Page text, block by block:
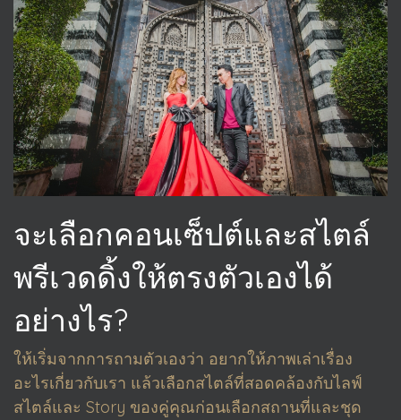
จะเลือกคอนเซ็ปต์และสไตล์
พรีเวดดิ้งให้ตรงตัวเองได้
อย่างไร?
ให้เริ่มจากการถามตัวเองว่า อยากให้ภาพเล่าเรื่อง
อะไรเกี่ยวกับเรา แล้วเลือกสไตล์ที่สอดคล้องกับไลฟ์
สไตล์และ Story ของคู่คุณก่อนเลือกสถานที่และชุด